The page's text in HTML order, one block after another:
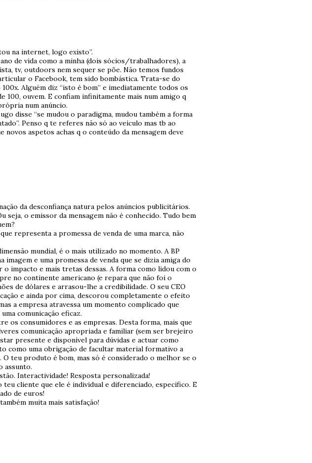
na internet, logo existo”.
de vida como a minha (dois sócios/trabalhadores), a
tv, outdoors nem sequer se põe. Não temos fundos
o Facebook, tem sido bombástica. Trata-se do
Alguém diz “isto é bom” e imediatamente todos os
100, ouvem. E confiam infinitamente mais num amigo q
num anúncio.
disse “se mudou o paradigma, mudou também a forma
Penso q te referes não só ao veículo mas tb ao
novos aspetos achas q o conteúdo da mensagem deve
da desconfiança natura pelos anúncios publicitários.
seja, o emissor da mensagem não é conhecido. Tudo bem
representa a promessa de venda de uma marca, não
mundial, é o mais utilizado no momento. A BP
imagem e uma promessa de venda que se dizia amiga do
o impacto e mais tretas dessas. A forma como lidou com o
no continente americano (e repara que não foi o
de dólares e arrasou-lhe a credibilidade. O seu CEO
e ainda por cima, descorou completamente o efeito
a empresa atravessa um momento complicado que
comunicação eficaz.
os consumidores e as empresas. Desta forma, mais que
comunicação apropriada e familiar (sem ser brejeiro
presente e disponível para dúvidas e actuar como
como uma obrigação de facultar material formativo a
teu produto é bom, mas só é considerado o melhor se o
assunto.
Interactividade! Resposta personalizada!
cliente que ele é individual e diferenciado, especifico. E
de euros!
muita mais satisfação!